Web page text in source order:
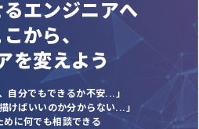
エンジニアへ
から、
を変えよう
自分でもできるか不安...」
けばいいのか分からない...」
めに何でも相談できる